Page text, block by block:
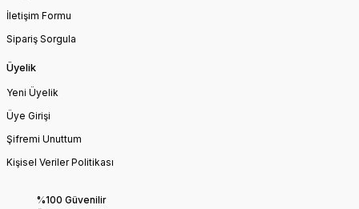
İletişim Formu
Sipariş Sorgula
Üyelik
Yeni Üyelik
Üye Girişi
Şifremi Unuttum
Kişisel Veriler Politikası
%100 Güvenilir